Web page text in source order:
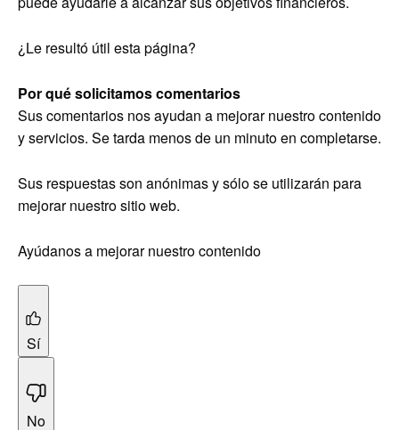
¿Le resultó útil esta página?
Por qué solicitamos comentarios
Sus comentarios nos ayudan a mejorar nuestro contenido
y servicios. Se tarda menos de un minuto en completarse.
Sus respuestas son anónimas y sólo se utilizarán para
mejorar nuestro sitio web.
Ayúdanos a mejorar nuestro contenido
Sí
No